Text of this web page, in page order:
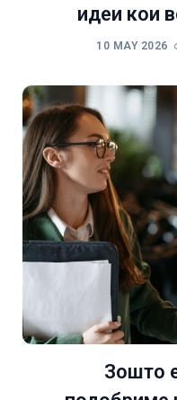
идеи кои
10 MAY 2026
Зошто